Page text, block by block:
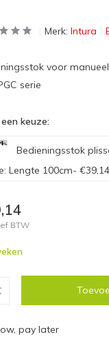
Merk: Intura
voor
serie
keuze:
Bedieningsstok
Lengte 100cm- €39,14
100cm - €39,14
plissé
200cm - €55,03
BTW
pay later